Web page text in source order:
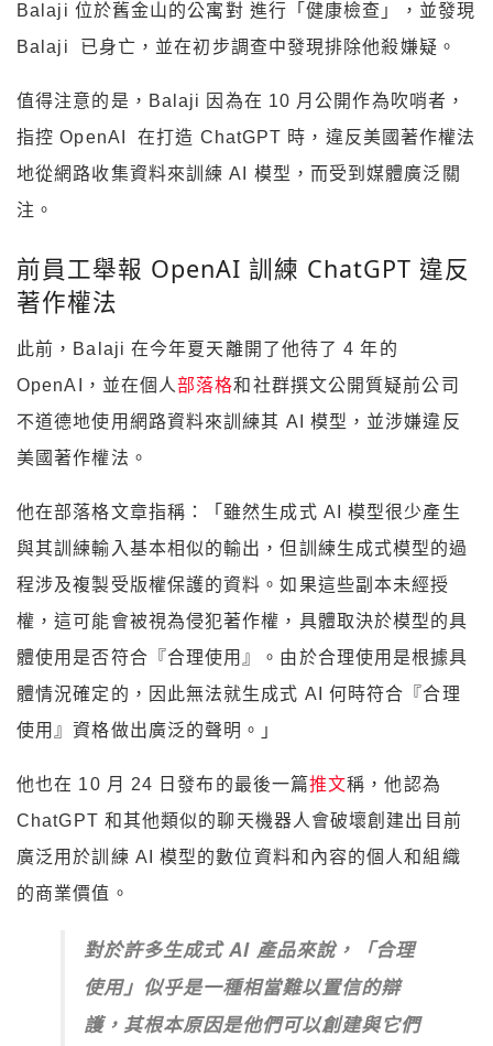
Balaji 位於舊金山的公寓對 進行「健康檢查」，並發現
Balaji 已身亡，並在初步調查中發現排除他殺嫌疑。
值得注意的是，Balaji 因為在 10 月公開作為吹哨者，
指控 OpenAI 在打造 ChatGPT 時，違反美國著作權法
地從網路收集資料來訓練 AI 模型，而受到媒體廣泛關
注。
前員工舉報 OpenAI 訓練 ChatGPT 違反
著作權法
此前，Balaji 在今年夏天離開了他待了 4 年的
OpenAI，並在個人部落格和社群撰文公開質疑前公司
不道德地使用網路資料來訓練其 AI 模型，並涉嫌違反
美國著作權法。
他在部落格文章指稱：「雖然生成式 AI 模型很少產生
與其訓練輸入基本相似的輸出，但訓練生成式模型的過
程涉及複製受版權保護的資料。如果這些副本未經授
權，這可能會被視為侵犯著作權，具體取決於模型的具
體使用是否符合『合理使用』。由於合理使用是根據具
體情況確定的，因此無法就生成式 AI 何時符合『合理
使用』資格做出廣泛的聲明。」
他也在 10 月 24 日發布的最後一篇推文稱，他認為
ChatGPT 和其他類似的聊天機器人會破壞創建出目前
廣泛用於訓練 AI 模型的數位資料和內容的個人和組織
的商業價值。
對於許多生成式 AI 產品來說，「合理
使用」似乎是一種相當難以置信的辯
護，其根本原因是他們可以創建與它們